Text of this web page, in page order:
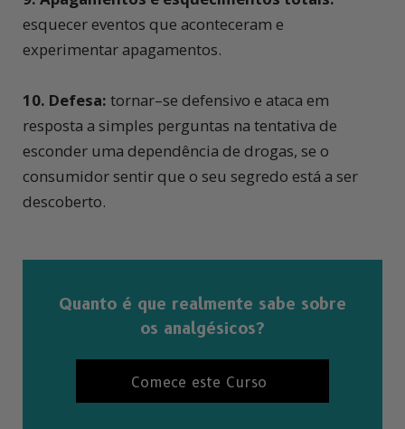
esquecer eventos que aconteceram e
experimentar apagamentos.
10. Defesa: tornar–se defensivo e ataca em
resposta a simples perguntas na tentativa de
esconder uma dependência de drogas, se o
consumidor sentir que o seu segredo está a ser
descoberto.
Quanto é que realmente sabe sobre
os analgésicos?
Comece este Curso